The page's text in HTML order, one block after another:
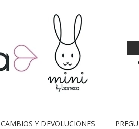
CAMBIOS Y DEVOLUCIONES